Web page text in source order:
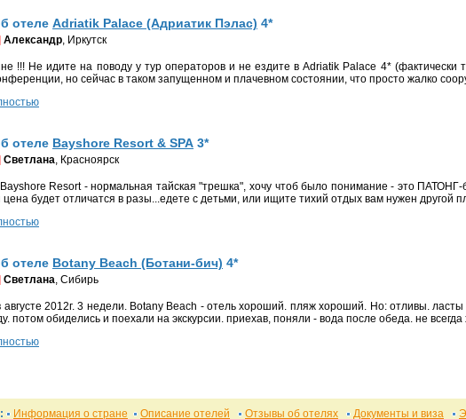
отеле Adriatik Palace (Адриатик Пэлас) 4*
Александр, Иркутск
но сейчас в таком запущенном и плачевном состоянии, что просто жалко
отеле Bayshore Resort & SPA 3*
Светлана, Красноярск
будет отличатся в разы...едете с детьми, или ищите тихий отдых вам нужен
отеле Botany Beach (Ботани-бич) 4*
Светлана, Сибирь
потом обиделись и поехали на экскурсии. приехав, поняли - вода после обеда. не
Информация о стране Описание отелей Отзывы об отелях Документы и виза